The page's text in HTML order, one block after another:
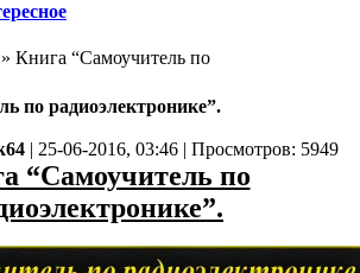
» Книга “Самоучитель по
по радиоэлектронике”.
| 25-06-2016, 03:46 | Просмотров: 5949
“Самоучитель по